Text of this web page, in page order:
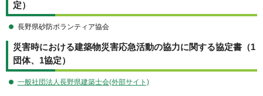
定）
長野県砂防ボランティア協会
災害時における建築物災害応急活動の協力に関する協定書（1
団体、1協定）
一般社団法人長野県建築士会(外部サイト)